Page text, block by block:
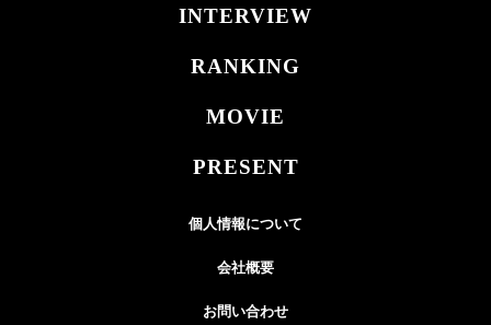
INTERVIEW
RANKING
MOVIE
PRESENT
個人情報について
会社概要
お問い合わせ